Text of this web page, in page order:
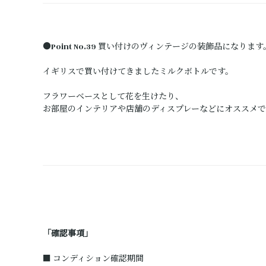
●Point No.39 買い付けのヴィンテージの装飾品になります
イギリスで買い付けてきましたミルクボトルです。
フラワーベースとして花を生けたり、
お部屋のインテリアや店舗のディスプレーなどにオススメ
「確認事項」
■ コンディション確認期間